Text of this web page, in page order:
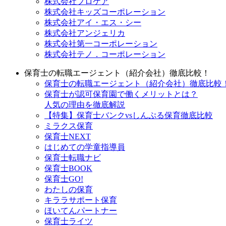
株式会社キッズコーポレーション
株式会社アイ・エス・シー
株式会社アンジェリカ
株式会社第一コーポレーション
株式会社テノ．コーポレーション
保育士の転職エージェント（紹介会社）徹底比較！
保育士の転職エージェント（紹介会社）徹底比較
保育士が認可保育園で働くメリットとは？
人気の理由を徹底解説
【特集】保育士バンクvsしんぷる保育徹底比較
ミラクス保育
保育⼠NEXT
はじめての学童指導員
保育士転職ナビ
保育士BOOK
保育士GO!
わたしの保育
キララサポート保育
ほいてんパートナー
保育士ライツ